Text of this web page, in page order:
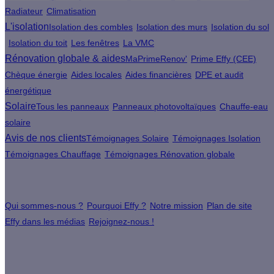
Radiateur Climatisation
L'isolationIsolation des combles Isolation des murs Isolation du sol
Isolation du toit Les fenêtres La VMC
Rénovation globale & aidesMaPrimeRenov' Prime Effy (CEE)
Chèque énergie Aides locales Aides financières DPE et audit
énergétique
SolaireTous les panneaux Panneaux photovoltaïques Chauffe-eau
solaire
Avis de nos clientsTémoignages Solaire Témoignages Isolation
Témoignages Chauffage Témoignages Rénovation globale
Qui sommes-nous ? Pourquoi Effy ? Notre mission Plan de site
Effy dans les médias Rejoignez-nous !